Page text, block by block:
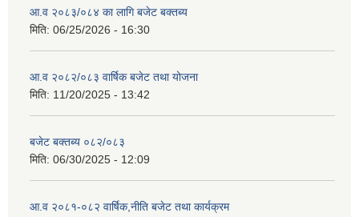
आ.व २०८३/०८४ का लागि बजेट बक्तब्य
मिति: 06/25/2026 - 16:30
आ.व २०८२/०८३ वार्षिक बजेट तथा योजना
मिति: 11/20/2025 - 13:42
बजेट बक्तब्य ०८२/०८३
मिति: 06/30/2025 - 12:09
आ.व २०८१-०८२ वार्षिक,नीति बजेट तथा कार्यक्रम